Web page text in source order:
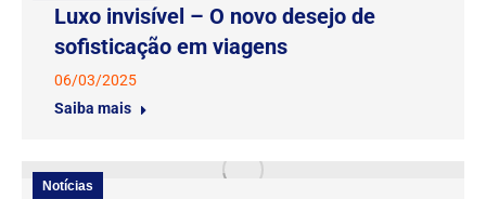
Luxo invisível – O novo desejo de
sofisticação em viagens
06/03/2025
Saiba mais
Notícias